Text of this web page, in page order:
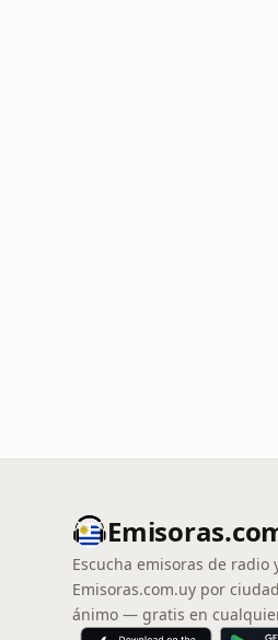
Escucha emisoras de radio
Emisoras.com.uy por
ánimo — gratis en